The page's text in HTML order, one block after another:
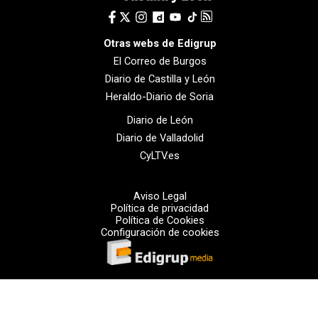
Otras webs de Edigrup
El Correo de Burgos
Diario de Castilla y León
Heraldo-Diario de Soria
Diario de León
Diario de Valladolid
CyLTV.es
Aviso Legal
Política de privacidad
Política de Cookies
Configuración de cookies